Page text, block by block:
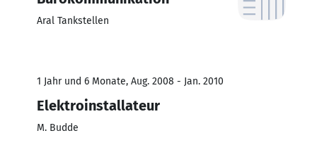
Aral Tankstellen
1 Jahr und 6 Monate, Aug. 2008 - Jan. 2010
Elektroinstallateur
M. Budde